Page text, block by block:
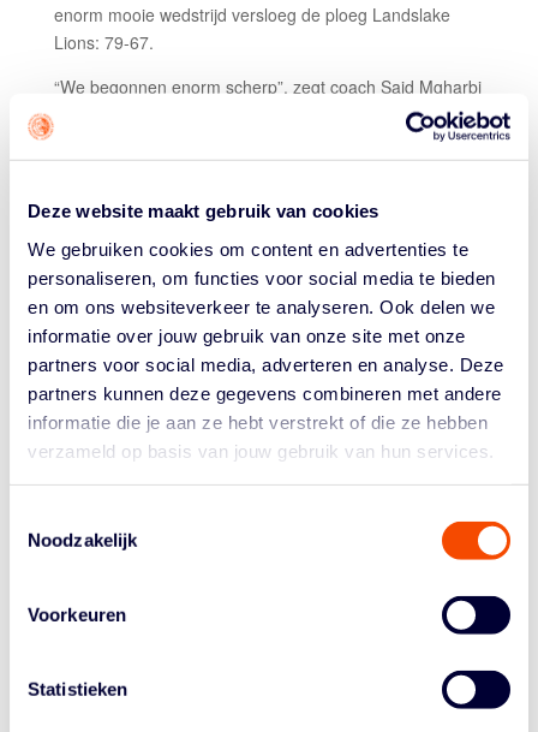
Deze website maakt gebruik van cookies
We gebruiken cookies om content en advertenties te
personaliseren, om functies voor social media te bieden
en om ons websiteverkeer te analyseren. Ook delen we
informatie over jouw gebruik van onze site met onze
partners voor social media, adverteren en analyse. Deze
partners kunnen deze gegevens combineren met andere
informatie die je aan ze hebt verstrekt of die ze hebben
verzameld op basis van jouw gebruik van hun services.
Noodzakelijk
Voorkeuren
Statistieken
enorm mooie wedstrijd versloeg de ploeg Landslake
Lions: 79-67.
“We begonnen enorm scherp”, zegt coach Said Mgharbi
na de wedstrijd. “We pakken een voorsprong van 20
punten en ik zag de jongens denken: twee vingers in de
Die run kwam er. Aangedreven door een
opportunistische, felle defense knokten de Lions zichzelf
terug in de wedstrijd. Onder andere Jaden Roner en
Michail Kapoglou rondden belangrijke breaks en
aanvallen af voor Landsmeer – Kapoglou maakte de 62-
gelijk nadat het richting het einde van Q3 nog 52-31
was.
Wat is de kwaliteit van dit team? Hoe kon Leiden zich
herpakken? Mgharbi: “Dat komt omdat we op elkaar
boeken resultaten omdat we elkaar vertrouwen. We
steken onze kop niet in het zand en gaan door. Daar
wedstrijd beide kanten op kon gaan. Ook Yannick